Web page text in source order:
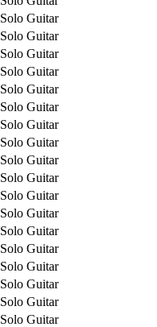
Solo Guitar
Solo Guitar
Solo Guitar
Solo Guitar
Solo Guitar
Solo Guitar
Solo Guitar
Solo Guitar
Solo Guitar
Solo Guitar
Solo Guitar
Solo Guitar
Solo Guitar
Solo Guitar
Solo Guitar
Solo Guitar
Solo Guitar
Solo Guitar